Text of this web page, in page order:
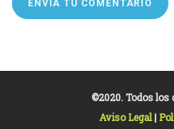
©2020. Todos los
Aviso Legal|